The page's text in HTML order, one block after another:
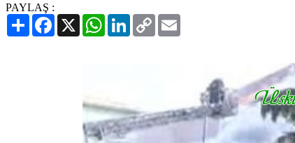
PAYLAŞ :
PaylaşFacebook
X WhatsAppLinkedIn
Copy
Link